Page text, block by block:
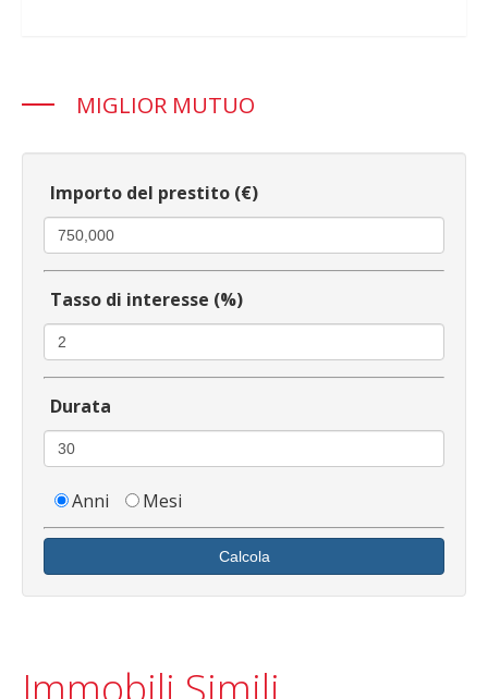
MIGLIOR MUTUO
Importo del prestito (€)
Tasso di interesse (%)
Durata
Anni Mesi
Calcola